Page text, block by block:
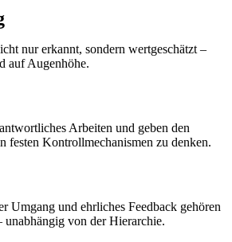
nur erkannt, sondern wertgeschätzt –
auf Augenhöhe.
Arbeiten und geben den
festen Kontrollmechanismen zu denken.
Umgang und ehrliches Feedback gehören
unabhängig von der Hierarchie.